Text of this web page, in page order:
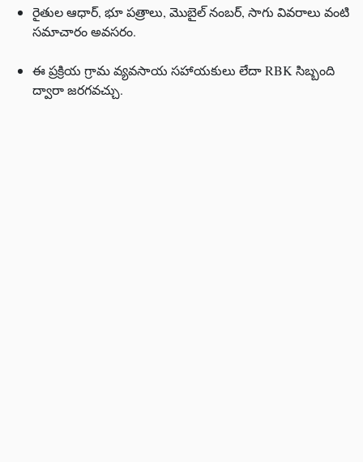
రైతుల ఆధార్‌, భూ పత్రాలు, మొబైల్ నంబర్, సాగు వివరాలు వంటి
సమాచారం అవసరం.
ఈ ప్రక్రియ గ్రామ వ్యవసాయ సహాయకులు లేదా RBK సిబ్బంది
ద్వారా జరగవచ్చు.